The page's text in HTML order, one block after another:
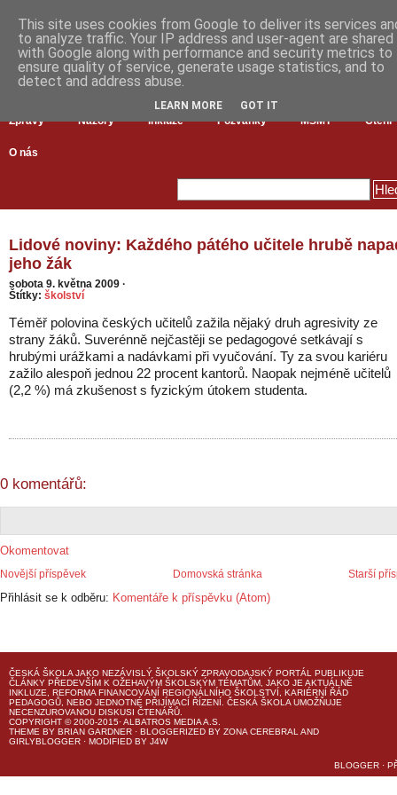
Zprávy Názory Inkluze Pozvánky MŠMT Čtení
O nás
Lidové noviny: Každého pátého učitele hrubě
jeho žák
sobota 9. května 2009 ·
Štítky: školství
Téměř polovina českých učitelů zažila nějaký druh agresivity ze
strany žáků. Suverénně nejčastěji se pedagogové setkávají s
hrubými urážkami a nadávkami při vyučování. Ty za svou kariéru
zažilo alespoň jednou 22 procent kantorů. Naopak nejméně učitelů
(2,2 %) má zkušenost s fyzickým útokem studenta.
0 komentářů:
Okomentovat
Novější příspěvek Starší
Domovská stránka
Přihlásit se k odběru: Komentáře k příspěvku (Atom)
ČESKÁ ŠKOLA JAKO NEZÁVISLÝ ŠKOLSKÝ ZPRAVODAJSKÝ PORTÁL PUBLIKUJE
ČLÁNKY PŘEDEVŠÍM K OŽEHAVÝM ŠKOLSKÝM TÉMATŮM, JAKO JE AKTUÁLNĚ
INKLUZE, REFORMA FINANCOVÁNÍ REGIONÁLNÍHO ŠKOLSTVÍ, KARIÉRNÍ ŘÁD
PEDAGOGŮ, NEBO JEDNOTNÉ PŘIJÍMACÍ ŘÍZENÍ. ČESKÁ ŠKOLA UMOŽŇUJE
NECENZUROVANOU DISKUSI ČTENÁŘŮ.
COPYRIGHT © 2000-2015· ALBATROS MEDIA A.S.
THEME BY BRIAN GARDNER · BLOGGERIZED BY ZONA CEREBRAL AND
GIRLYBLOGGER · MODIFIED BY J4W
BLOGGER ·
This site uses cookies from Google to deliver its services
to analyze traffic. Your IP address and user-agent are shared
with Google along with performance and security metrics to
ensure quality of service, generate usage statistics, and to
detect and address abuse.
LEARN MORE GOT IT